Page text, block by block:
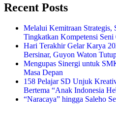
Recent Posts
Melalui Kemitraan Strategis,
Tingkatkan Kompetensi Seni
Hari Terakhir Gelar Karya
Bersinar, Guyon Waton
Mengupas Sinergi untuk
Masa Depan
158 Pelajar SD Unjuk
Bertema “Anak Indonesia
“Naracaya” hingga Saleho